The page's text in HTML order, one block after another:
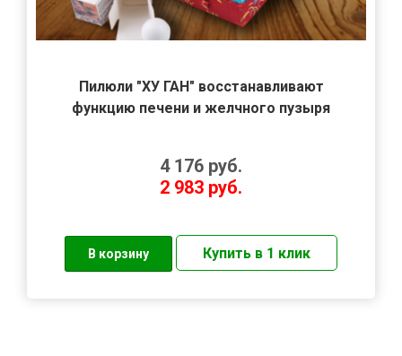
Пилюли "ХУ ГАН" восстанавливают
функцию печени и желчного пузыря
4 176 руб.
2 983 руб.